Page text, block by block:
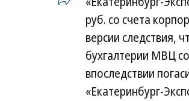
руб. со счета
версии следствия,
бухгалтерии МВЦ
впоследствии
«Екатеринбург-